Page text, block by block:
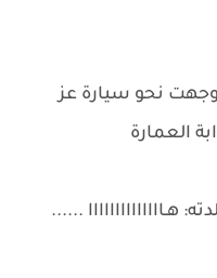
نحو سيارة عز
العمارة
هـاااااااااااااا ......